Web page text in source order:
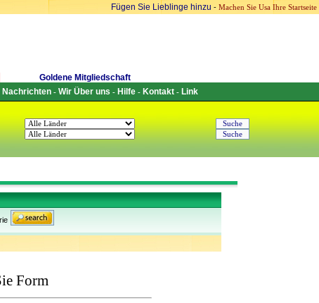
Fügen Sie Lieblinge hinzu - Machen Sie Usa Ihre Startseite
Goldene Mitgliedschaft
Nachrichten- Wir Über uns - Hilfe- Kontakt- Link
Form